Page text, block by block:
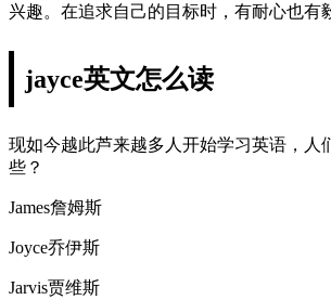
兴趣。在追求自己的目标时，有耐心也有
jayce英文怎么读
现如今越此芦来越多人开始学习英语，
些？
James詹姆斯
Joyce乔伊斯
Jarvis贾维斯